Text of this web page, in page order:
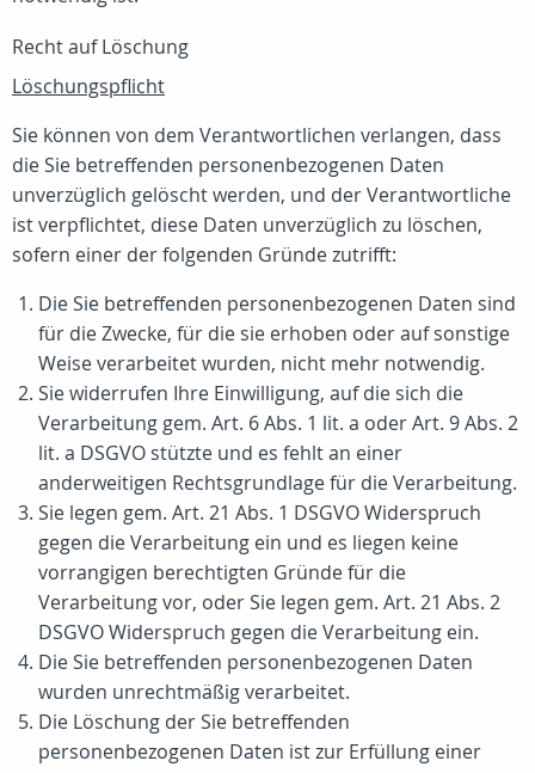
Recht auf Löschung
Löschungspflicht
Sie können von dem Verantwortlichen verlangen, dass
die Sie betreffenden personenbezogenen Daten
unverzüglich gelöscht werden, und der Verantwortliche
ist verpflichtet, diese Daten unverzüglich zu löschen,
sofern einer der folgenden Gründe zutrifft:
Die Sie betreffenden personenbezogenen Daten sind
für die Zwecke, für die sie erhoben oder auf sonstige
Weise verarbeitet wurden, nicht mehr notwendig.
Sie widerrufen Ihre Einwilligung, auf die sich die
Verarbeitung gem. Art. 6 Abs. 1 lit. a oder Art. 9 Abs. 2
lit. a DSGVO stützte und es fehlt an einer
anderweitigen Rechtsgrundlage für die Verarbeitung.
Sie legen gem. Art. 21 Abs. 1 DSGVO Widerspruch
gegen die Verarbeitung ein und es liegen keine
vorrangigen berechtigten Gründe für die
Verarbeitung vor, oder Sie legen gem. Art. 21 Abs. 2
DSGVO Widerspruch gegen die Verarbeitung ein.
Die Sie betreffenden personenbezogenen Daten
wurden unrechtmäßig verarbeitet.
Die Löschung der Sie betreffenden
personenbezogenen Daten ist zur Erfüllung einer